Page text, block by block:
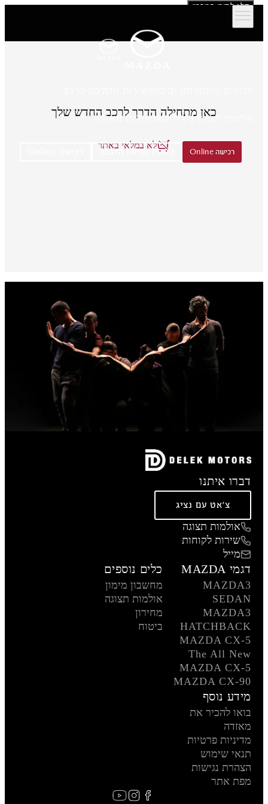
דלג לתוכן המרכזי
אולמות תצוגהיצירת קשר אודות מאזדה
רכישה Online הזמנת נסיעת הדגמה
כאן מתחילה הדרך לרכב החדש שלך
לא במלאי באתר
דברו איתנו
צ'אט עם נציג
אולמות תצוגה
שירות לקוחות
מייל
דגמי MAZDA
MAZDA3
SEDAN
MAZDA3
HATCHBACK
MAZDA CX-5
The All New
MAZDA CX-5
MAZDA CX-90
כלים נוספים
מחשבון מימון
אולמות תצוגה
מחירון
ביטוח
מידע נוסף
בואו להכיר את
מאזדה
מדיניות פרטיות
תנאי שימוש
הצהרת נגישות
מפת אתר